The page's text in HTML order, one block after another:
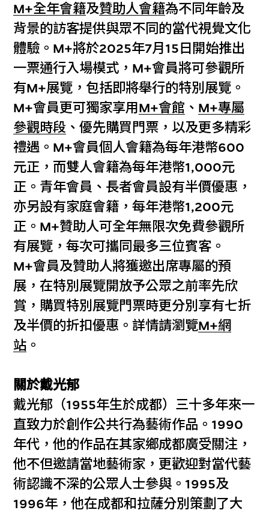
M+全年會籍及贊助人會籍為不同年齡及
背景的訪客提供與眾不同的當代視覺文化
體驗。M+將於2025年7月15日開始推出
一票通行入場模式，M+會員將可參觀所
有M+展覽，包括即將舉行的特別展覽。
M+會員更可獨家享用M+會館 、 M+專屬
參觀時段 、優先購買門票，以及更多精彩
禮遇。M+會員個人會籍為每年港幣600
元正，而雙人會籍為每年港幣1,000元
正。青年會員、長者會員設有半價優惠，
亦另設有家庭會籍，每年港幣1,200元
正。M+贊助人可全年無限次免費參觀所
有展覽，每次可攜同最多三位賓客。
M+會員及贊助人將獲邀出席專屬的預
展，在特別展覽開放予公眾之前率先欣
賞，購買特別展覽門票時更分別享有七折
及半價的折扣優惠。詳情請瀏覽M+網
站 。
關於戴光郁
戴光郁（1955年生於成都）三十多年來一
直致力於創作公共行為藝術作品。1990
年代，他的作品在其家鄉成都廣受關注，
他不但邀請當地藝術家，更歡迎對當代藝
術認識不深的公眾人士參與。1995及
1996年，他在成都和拉薩分別策劃了大